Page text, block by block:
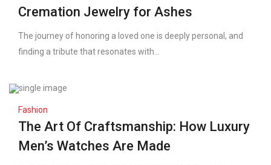
Cremation Jewelry for Ashes
The journey of honoring a loved one is deeply personal, and
finding a tribute that resonates with...
Fashion
The Art Of Craftsmanship: How Luxury
Men’s Watches Are Made